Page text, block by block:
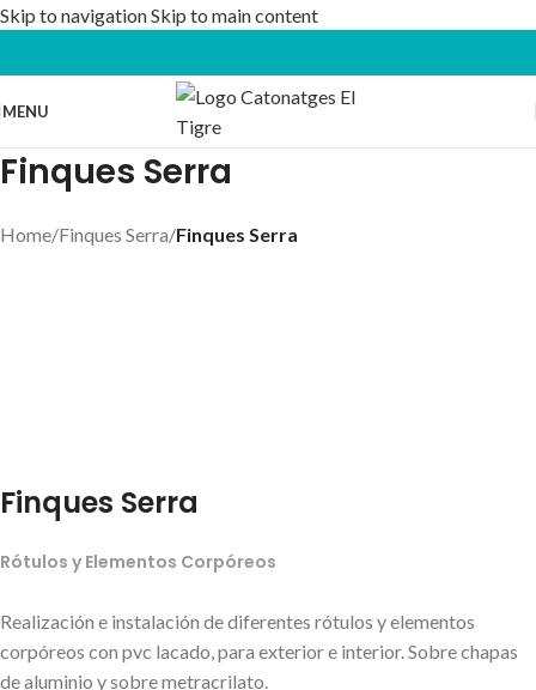
Skip to navigationSkip to main content
MENU
Finques Serra
Home/Finques Serra/Finques Serra
Finques Serra
Rótulos y Elementos Corpóreos
Realización e instalación de diferentes rótulos y elementos
corpóreos con pvc lacado, para exterior e interior. Sobre chapas
de aluminio y sobre metracrilato.